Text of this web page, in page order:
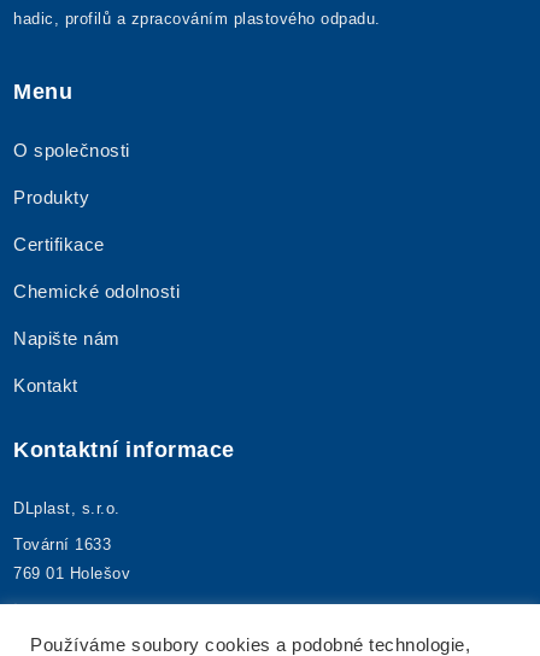
hadic, profilů a zpracováním plastového odpadu.
Menu
O společnosti
Produkty
Certifikace
Chemické odolnosti
Napište nám
Kontakt
Kontaktní informace
DLplast, s.r.o.
Tovární 1633
769 01 Holešov
+420 573 395 480
info@dlplast.cz
Používáme soubory cookies a podobné technologie,